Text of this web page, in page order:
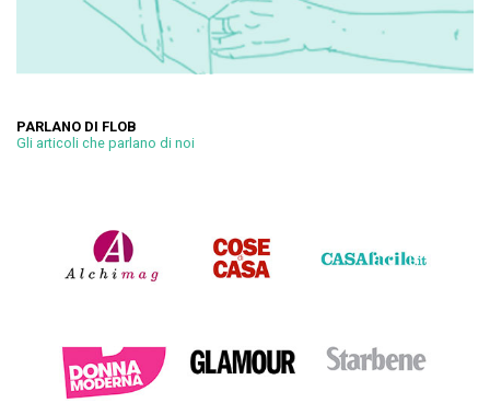
PARLANO DI FLOB
Gli articoli che parlano di noi